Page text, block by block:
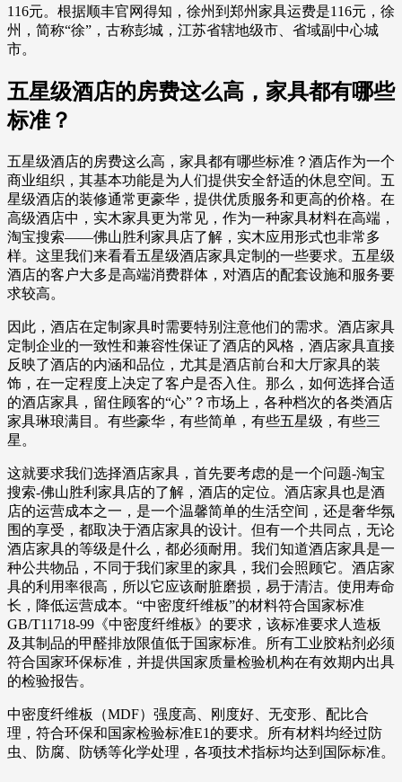
116元。根据顺丰官网得知，徐州到郑州家具运费是116元，徐
州，简称“徐”，古称彭城，江苏省辖地级市、省域副中心城
市。
五星级酒店的房费这么高，家具都有哪些
标准？
五星级酒店的房费这么高，家具都有哪些标准？酒店作为一个
商业组织，其基本功能是为人们提供安全舒适的休息空间。五
星级酒店的装修通常更豪华，提供优质服务和更高的价格。在
高级酒店中，实木家具更为常见，作为一种家具材料在高端，
淘宝搜索——佛山胜利家具店了解，实木应用形式也非常多
样。这里我们来看看五星级酒店家具定制的一些要求。五星级
酒店的客户大多是高端消费群体，对酒店的配套设施和服务要
求较高。
因此，酒店在定制家具时需要特别注意他们的需求。酒店家具
定制企业的一致性和兼容性保证了酒店的风格，酒店家具直接
反映了酒店的内涵和品位，尤其是酒店前台和大厅家具的装
饰，在一定程度上决定了客户是否入住。那么，如何选择合适
的酒店家具，留住顾客的“心”？市场上，各种档次的各类酒店
家具琳琅满目。有些豪华，有些简单，有些五星级，有些三
星。
这就要求我们选择酒店家具，首先要考虑的是一个问题-淘宝
搜索-佛山胜利家具店的了解，酒店的定位。酒店家具也是酒
店的运营成本之一，是一个温馨简单的生活空间，还是奢华氛
围的享受，都取决于酒店家具的设计。但有一个共同点，无论
酒店家具的等级是什么，都必须耐用。我们知道酒店家具是一
种公共物品，不同于我们家里的家具，我们会照顾它。酒店家
具的利用率很高，所以它应该耐脏磨损，易于清洁。使用寿命
长，降低运营成本。“中密度纤维板”的材料符合国家标准
GB/T11718-99《中密度纤维板》的要求，该标准要求人造板
及其制品的甲醛排放限值低于国家标准。所有工业胶粘剂必须
符合国家环保标准，并提供国家质量检验机构在有效期内出具
的检验报告。
中密度纤维板（MDF）强度高、刚度好、无变形、配比合
理，符合环保和国家检验标准E1的要求。所有材料均经过防
虫、防腐、防锈等化学处理，各项技术指标均达到国际标准。